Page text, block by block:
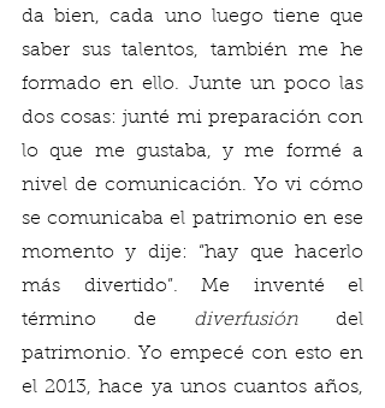
da bien, cada uno luego tiene que
saber sus talentos, también me he
formado en ello. Junte un poco las
dos cosas: junté mi preparación con
lo que me gustaba, y me formé a
nivel de comunicación. Yo vi cómo
se comunicaba el patrimonio en ese
momento y dije: “hay que hacerlo
más divertido”. Me inventé el
término de diverfusión del
patrimonio. Yo empecé con esto en
el 2013, hace ya unos cuantos años,